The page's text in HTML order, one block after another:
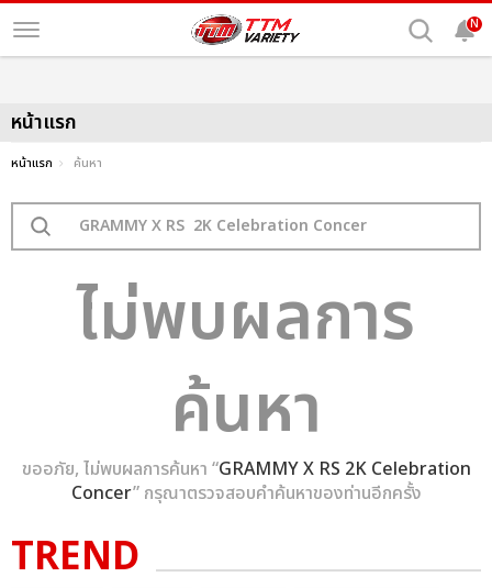
N
หน้าแรก
หน้าแรก ค้นหา
ไม่พบผลการ
ค้นหา
ขออภัย, ไม่พบผลการค้นหา “GRAMMY X RS 2K Celebration
Concer” กรุณาตรวจสอบคำค้นหาของท่านอีกครั้ง
TREND